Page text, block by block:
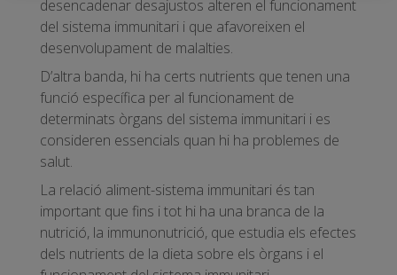
desencadenar desajustos alteren el funcionament
del sistema immunitari i que afavoreixen el
desenvolupament de malalties.
D’altra banda, hi ha certs nutrients que tenen una
funció específica per al funcionament de
determinats òrgans del sistema immunitari i es
consideren essencials quan hi ha problemes de
salut.
La relació aliment-sistema immunitari és tan
important que fins i tot hi ha una branca de la
nutrició, la immunonutrició, que estudia els efectes
dels nutrients de la dieta sobre els òrgans i el